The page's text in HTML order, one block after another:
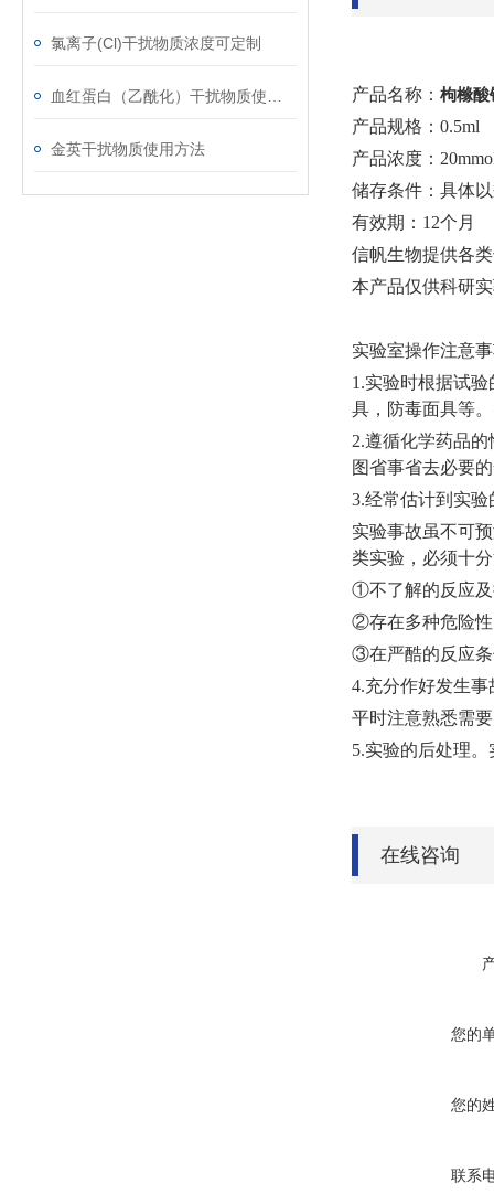
氯离子(Cl)干扰物质浓度可定制
金英干扰物质使用方法
产品名称： 枸橼酸
产品规格： 0.5ml
产品浓度：
储存条件：具体
有效期： 12个月
信帆生物提供各
本产品仅供科研
实验室操作注意
1.实验时根据试
具，防毒面具等
2.遵循化学药品
图省事省去必要
3.经常估计到实验
实验事故虽不可
类实验，必须十
①不了解的反应
②存在多种危险性
③在严酷的反应条
4.充分作好发生
平时注意熟悉需
5.实验的后处理
在线咨询
您的
您的
联系